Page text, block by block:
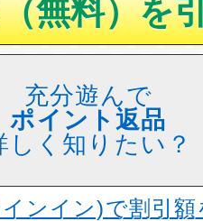
充分遊んで
ポイント返品
しく知りたい？
ンイン)で割引